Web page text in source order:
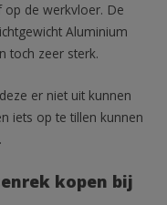
de werkvloer. De
Aluminium
toch zeer sterk.
er niet uit kunnen
iets op te tillen kunnen
kopen bij